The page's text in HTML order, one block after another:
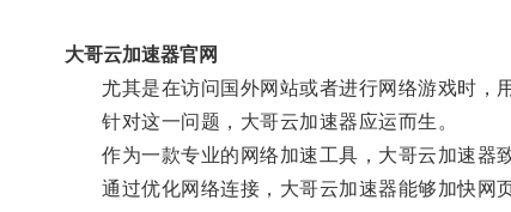
大哥云加速器官网
尤其是在访问国外网站或者进行网络游戏时，用
针对这一问题，大哥云加速器应运而生。
作为一款专业的网络加速工具，大哥云加速器致
通过优化网络连接，大哥云加速器能够加快网